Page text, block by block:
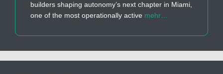
builders shaping autonomy’s next chapter in Miami,
one of the most operationally active mehr…